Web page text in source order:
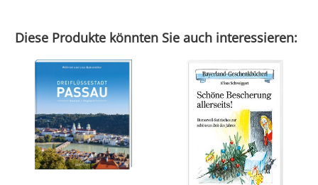
Diese Produkte könnten Sie auch interessieren: